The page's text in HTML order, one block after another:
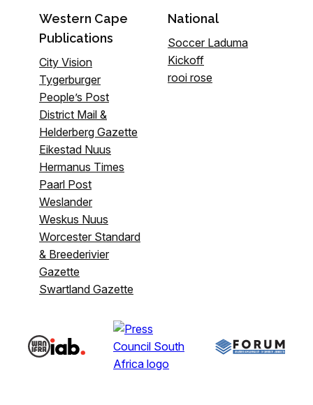
Western Cape
Publications
City Vision
Tygerburger
People’s Post
District Mail &
Helderberg Gazette
Eikestad Nuus
Hermanus Times
Paarl Post
Weslander
Weskus Nuus
Worcester Standard
& Breederivier
Gazette
Swartland Gazette
National
Soccer Laduma
Kickoff
rooi rose